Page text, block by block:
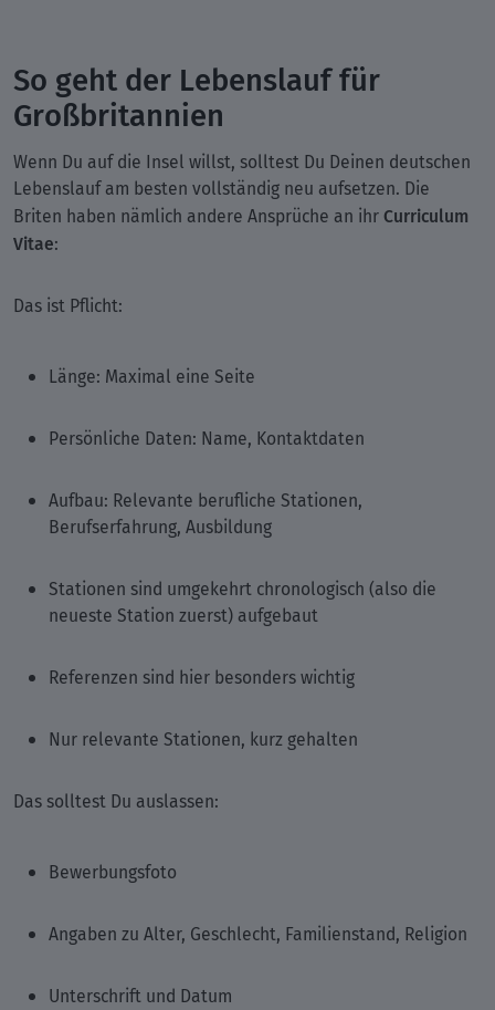
So geht der Lebenslauf für
Großbritannien
Wenn Du auf die Insel willst, solltest Du Deinen deutschen
Lebenslauf am besten vollständig neu aufsetzen. Die
Briten haben nämlich andere Ansprüche an ihrCurriculum
Vitae:
Das ist Pflicht:
Länge: Maximal eine Seite
Persönliche Daten: Name, Kontaktdaten
Aufbau: Relevante berufliche Stationen,
Berufserfahrung, Ausbildung
Stationen sind umgekehrt chronologisch (also die
neueste Station zuerst) aufgebaut
Referenzen sind hier besonders wichtig
Nur relevante Stationen, kurz gehalten
Das solltest Du auslassen:
Bewerbungsfoto
Angaben zu Alter, Geschlecht, Familienstand, Religion
Unterschrift und Datum